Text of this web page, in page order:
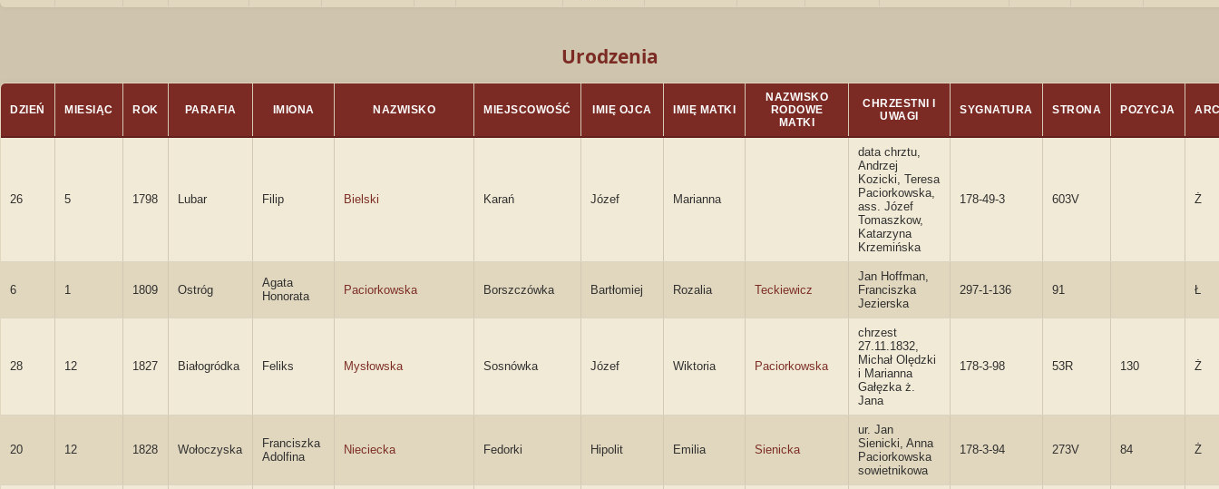
Urodzenia
DZIEŃ MIESIĄC ROK PARAFIA IMIONA NAZWISKO MIEJSCOWOŚĆ IMIĘ OJCA IMIĘ MATKI
NAZWISKO
RODOWE
MATKI
CHRZESTNI I
UWAGI
SYGNATURA STRONA POZYCJA
26 5 1798 Lubar Filip Bielski Karań Józef Marianna
data chrztu,
Andrzej
Kozicki, Teresa
Paciorkowska,
ass. Józef
Tomaszkow,
Katarzyna
Krzemińska
178-49-3 603V Ż
6 1 1809 Ostróg
Agata
Honorata
Paciorkowska Borszczówka Bartłomiej Rozalia Teckiewicz
Jan Hoffman,
Franciszka
Jezierska
297-1-136 91 Ł
28 12 1827 Białogródka Feliks Mysłowska Sosnówka Józef Wiktoria Paciorkowska
chrzest
27.11.1832,
Michał Olędzki
i Marianna
Gałęzka ż.
Jana
178-3-98 53R 130 Ż
20 12 1828 Wołoczyska
Franciszka
Adolfina
Nieciecka Fedorki Hipolit Emilia Sienicka
ur. Jan
Sienicki, Anna
Paciorkowska
sowietnikowa
178-3-94 273V 84 Ż